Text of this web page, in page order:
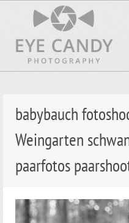
babybauch
Weingarten
paarfotos